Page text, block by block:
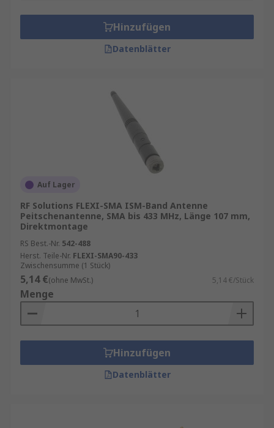
Hinzufügen
Datenblätter
Auf Lager
RF Solutions FLEXI-SMA ISM-Band Antenne
Peitschenantenne, SMA bis 433 MHz, Länge 107 mm,
Direktmontage
RS Best.-Nr. 542-488
Herst. Teile-Nr. FLEXI-SMA90-433
Zwischensumme (1 Stück)
5,14 €(ohne MwSt.) 5,14 €/Stück
Menge
Hinzufügen
Datenblätter